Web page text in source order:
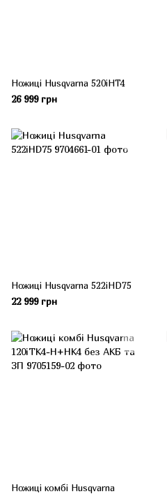
Ножиці Husqvarna 520iHT4
26 999 грн
Ножиці Husqvarna 522iHD75
22 999 грн
Ножиці комбі Husqvarna